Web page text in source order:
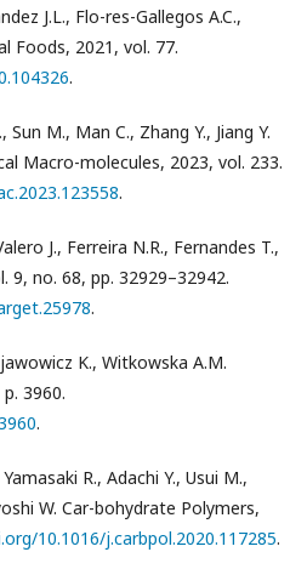
J.L., Flo-res-Gallegos A.C.,
Foods, 2021, vol. 77.
.
Sun M., Man C., Zhang Y., Jiang Y.
Macro-molecules, 2023, vol. 233.
.
J., Ferreira N.R., Fernandes T.,
9, no. 68, pp. 32929–32942.
.
K., Witkowska A.M.
3960.
.
R., Adachi Y., Usui M.,
W. Car-bohydrate Polymers,
10.1016/j.carbpol.2020.117285.